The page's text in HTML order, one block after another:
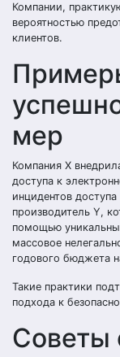
Компании,
вероятностью
клиентов.
мер
Компания X
доступа к
инцидентов
производитель Y,
помощью
массовое
годового бюджета
Такие практики
подхода к
Советы